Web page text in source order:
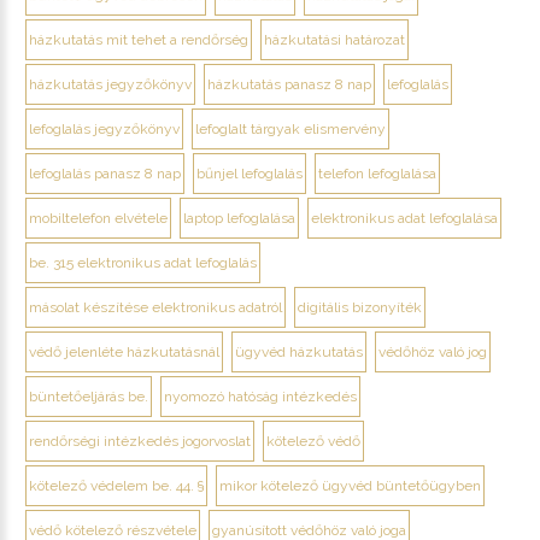
házkutatás mit tehet a rendőrség házkutatási határozat
házkutatás jegyzőkönyv házkutatás panasz 8 nap lefoglalás
lefoglalás jegyzőkönyv lefoglalt tárgyak elismervény
lefoglalás panasz 8 nap bűnjel lefoglalás telefon lefoglalása
mobiltelefon elvétele laptop lefoglalása elektronikus adat lefoglalása
be. 315 elektronikus adat lefoglalás
másolat készítése elektronikus adatról digitális bizonyíték
védő jelenléte házkutatásnál ügyvéd házkutatás védőhöz való jog
büntetőeljárás be. nyomozó hatóság intézkedés
rendőrségi intézkedés jogorvoslat kötelező védő
kötelező védelem be. 44. § mikor kötelező ügyvéd büntetőügyben
védő kötelező részvétele gyanúsított védőhöz való joga